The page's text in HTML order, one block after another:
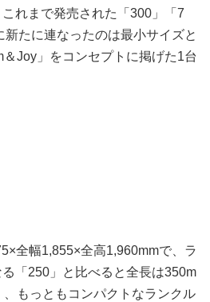
れまで発売された「300」「7
たに連なったのは最小サイズと
Joy」をコンセプトに掲げた1台
全幅1,855×全高1,960mmで、ラ
「250」と比べると全長は350m
もっともコンパクトなランクル